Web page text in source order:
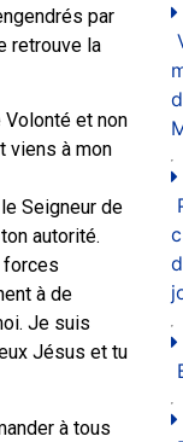
par
retrouve la
et non
viens à mon
Seigneur de
autorité.
forces
à de
Je suis
Jésus et tu
à tous